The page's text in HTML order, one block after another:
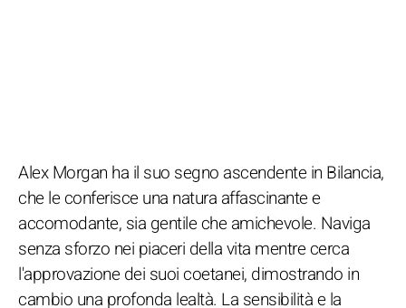
Alex Morgan ha il suo segno ascendente in Bilancia,
che le conferisce una natura affascinante e
accomodante, sia gentile che amichevole. Naviga
senza sforzo nei piaceri della vita mentre cerca
l'approvazione dei suoi coetanei, dimostrando in
cambio una profonda lealtà. La sensibilità e la